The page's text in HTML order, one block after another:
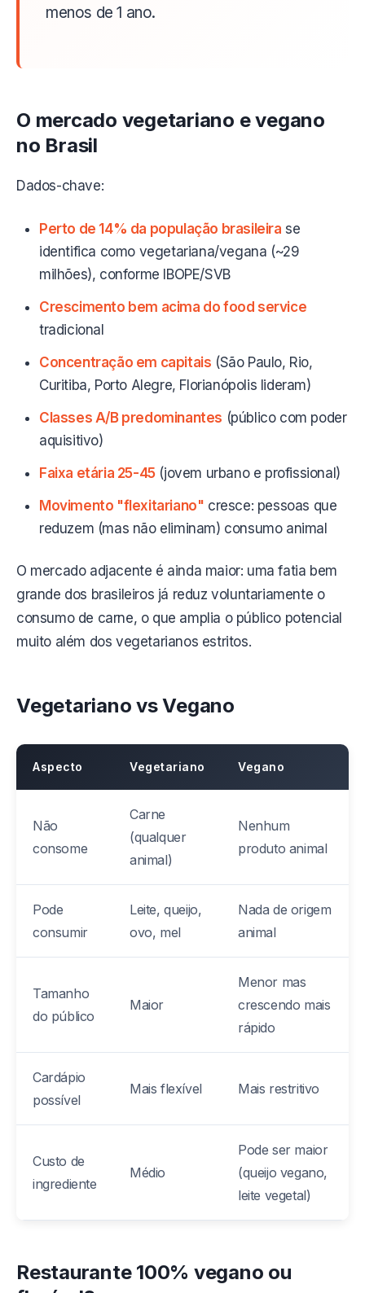
menos de 1 ano.
O mercado vegetariano e vegano
no Brasil
Dados-chave:
Perto de 14% da população brasileira se
identifica como vegetariana/vegana (~29
milhões), conforme IBOPE/SVB
Crescimento bem acima do food service
tradicional
Concentração em capitais (São Paulo, Rio,
Curitiba, Porto Alegre, Florianópolis lideram)
Classes A/B predominantes (público com poder
aquisitivo)
Faixa etária 25-45(jovem urbano e profissional)
Movimento "flexitariano" cresce: pessoas que
reduzem (mas não eliminam) consumo animal
O mercado adjacente é ainda maior: uma fatia bem
grande dos brasileiros já reduz voluntariamente o
consumo de carne, o que amplia o público potencial
muito além dos vegetarianos estritos.
Vegetariano vs Vegano
Aspecto Vegetariano Vegano
Não
consome
Carne
(qualquer
animal)
Nenhum
produto animal
Pode
consumir
Leite, queijo,
ovo, mel
Nada de origem
animal
Tamanho
do público
Maior
Menor mas
crescendo mais
rápido
Cardápio
possível
Mais flexível Mais restritivo
Custo de
ingrediente
Médio
Pode ser maior
(queijo vegano,
leite vegetal)
Restaurante 100% vegano ou